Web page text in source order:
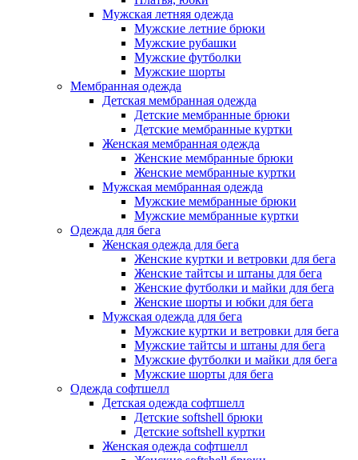
Мужская летняя одежда
Мужские летние брюки
Мужские рубашки
Мужские футболки
Мужские шорты
Мембранная одежда
Детская мембранная одежда
Детские мембранные брюки
Детские мембранные куртки
Женская мембранная одежда
Женские мембранные брюки
Женские мембранные куртки
Мужская мембранная одежда
Мужские мембранные брюки
Мужские мембранные куртки
Одежда для бега
Женская одежда для бега
Женские куртки и ветровки для бега
Женские тайтсы и штаны для бега
Женские футболки и майки для бега
Женские шорты и юбки для бега
Мужская одежда для бега
Мужские куртки и ветровки для бега
Мужские тайтсы и штаны для бега
Мужские футболки и майки для бега
Мужские шорты для бега
Одежда софтшелл
Детская одежда софтшелл
Детские softshell брюки
Детские softshell куртки
Женская одежда софтшелл